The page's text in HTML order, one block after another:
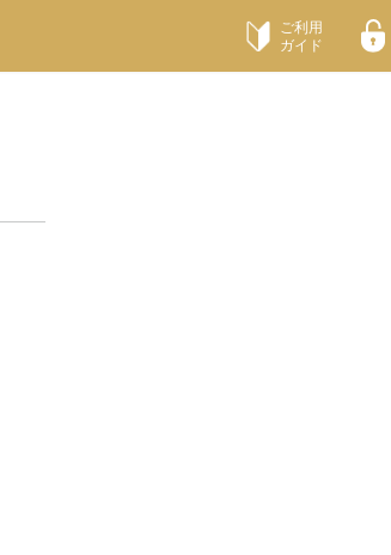
ご利用
ガイド